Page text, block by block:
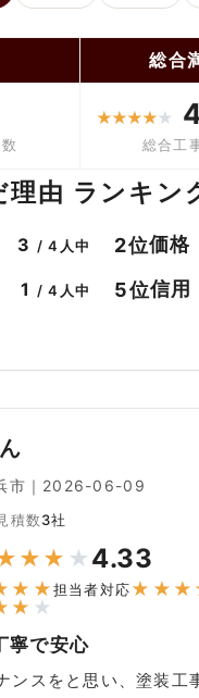
総合
★★★★★
総合工
理由 ランキン
3 / 4人中 2位価格
1 / 4人中 5位信用
市｜2026-06-09
積数3社
★ ★ ★ 4.33
★ ★担当者対応★ ★ ★
★ ★
寧で安心
ンスをと思い、塗装工